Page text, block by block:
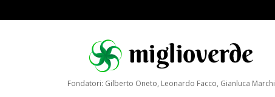
Fondatori: Gilberto Oneto, Leonardo Facco, Gianluca Marchi